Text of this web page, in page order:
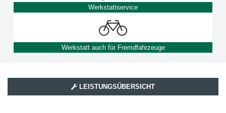
Werkstattservice
Werkstatt auch für Fremdfahrzeuge
LEISTUNGSÜBERSICHT